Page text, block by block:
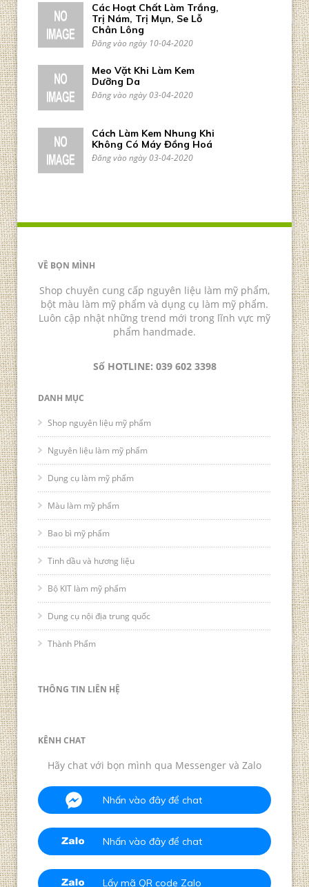
Các Hoạt Chất Làm Trắng,
Trị Nám, Trị Mụn, Se Lỗ
Chân Lông
Đăng vào ngày 10-04-2020
Meo Vặt Khi Làm Kem
Dưỡng Da
Đăng vào ngày 03-04-2020
Cách Làm Kem Nhung Khi
Không Có Máy Đồng Hoá
Đăng vào ngày 03-04-2020
VỀ BỌN MÌNH
Shop chuyên cung cấp nguyên liệu làm mỹ phẩm,
bột màu làm mỹ phẩm và dụng cụ làm mỹ phẩm.
Luôn cập nhật những trend mới trong lĩnh vực mỹ
phẩm handmade.
Số HOTLINE: 039 602 3398
DANH MỤC
Shop nguyên liệu mỹ phẩm
Nguyên liệu làm mỹ phẩm
Dụng cụ làm mỹ phẩm
Màu làm mỹ phẩm
Bao bì mỹ phẩm
Tinh dầu và hương liệu
Bộ KIT làm mỹ phẩm
Dụng cụ nội địa trung quốc
Thành Phẩm
THÔNG TIN LIÊN HỆ
KÊNH CHAT
Hãy chat với bọn mình qua Messenger và Zalo
Nhấn vào đây để chat
Nhấn vào đây để chat
Lấy mã QR code Zalo